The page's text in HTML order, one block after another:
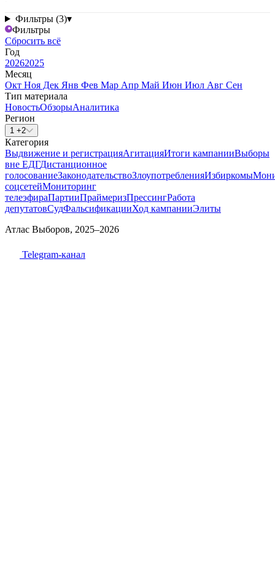
Фильтры (3)▾
Фильтры
Сбросить всё
Год
20262025
Месяц
Окт Ноя Дек Янв Фев Мар Апр Май Июн Июл Авг Сен
Тип материала
НовостьОбзорыАналитика
Регион
1 +2
Категория
Выдвижение и регистрацияАгитацияИтоги кампанииВыборы
вне ЕДГДистанционное
голосованиеЗаконодательствоЗлоупотребленияИзбиркомы
соцсетейМониторинг
телеэфираПартииПраймеризПрессингРабота
депутатовСудФальсификацииХод кампанииЭлиты
Атлас Выборов, 2025–2026
Telegram-канал